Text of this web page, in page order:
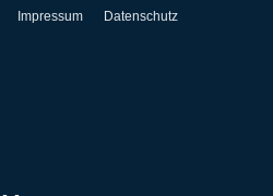
Impressum Datenschutz